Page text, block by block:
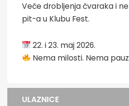
Veče drobljenja čvaraka i
pit-a u Klubu Fest.
22. i 23. maj 2026.
Nema milosti. Nema
ULAZNICE